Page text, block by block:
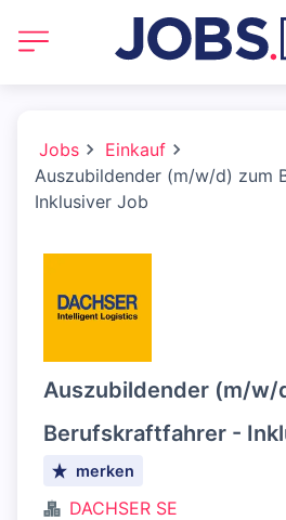
Jobs
Einkauf
Auszubildender (m/w/d) zum
Inklusiver Job
Auszubildender (m/w/
Berufskraftfahrer -
merken
DACHSER SE